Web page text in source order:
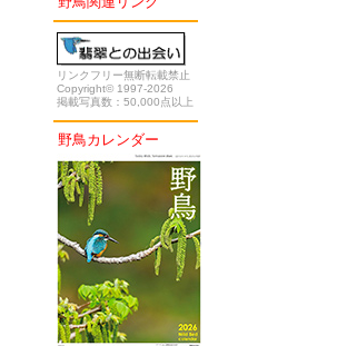
リンクフリー無断転載禁止
Copyright© 1997-2026
掲載写真数：50,000点以上
野鳥カレンダー